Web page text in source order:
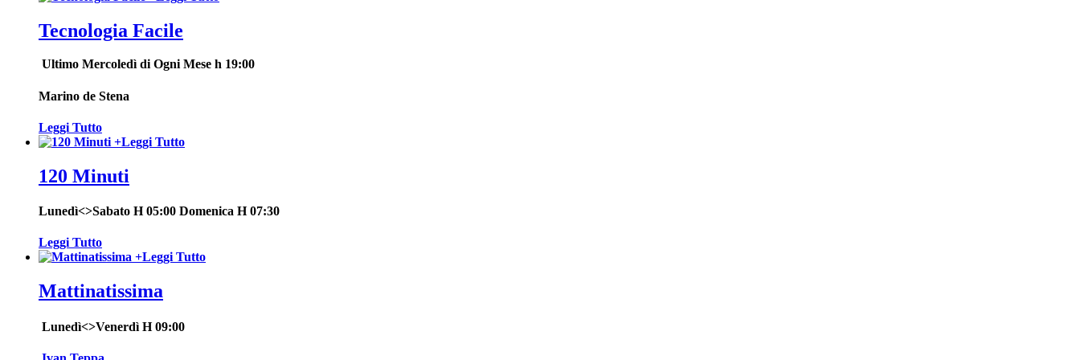
Tecnologia Facile
Ultimo Mercoledì di Ogni Mese h 19:00
Marino de Stena
Leggi Tutto
+Leggi Tutto
120 Minuti
Lunedì<>Sabato H 05:00 Domenica H 07:30
Leggi Tutto
+Leggi Tutto
Mattinatissima
Lunedì<>Venerdì H 09:00